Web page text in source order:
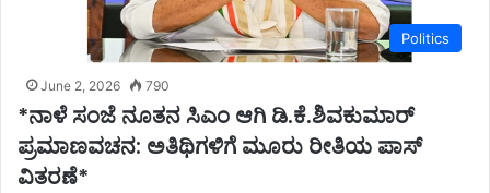
Politics
June 2, 2026 790
*ನಾಳೆ ಸಂಜೆ ನೂತನ ಸಿಎಂ ಆಗಿ ಡಿ.ಕೆ.ಶಿವಕುಮಾರ್
ಪ್ರಮಾಣವಚನ: ಅತಿಥಿಗಳಿಗೆ ಮೂರು ರೀತಿಯ ಪಾಸ್
ವಿತರಣೆ*